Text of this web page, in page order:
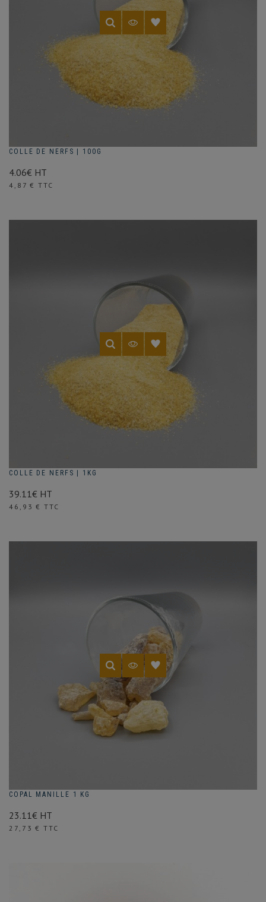
(1 avis)
COLLE DE NERFS | 100G
4.06€ HT
Prix
4,87 € TTC
COLLE DE NERFS | 1KG
39.11€ HT
Prix
46,93 € TTC
COPAL MANILLE 1 KG
23.11€ HT
Prix
27,73 € TTC